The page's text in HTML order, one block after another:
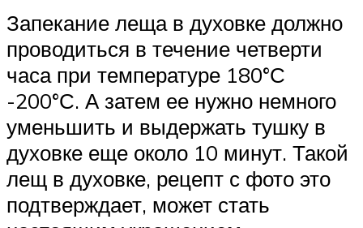
Запекание леща в духовке должно
проводиться в течение четверти
часа при температуре 180°С
-200°С. А затем ее нужно немного
уменьшить и выдержать тушку в
духовке еще около 10 минут. Такой
лещ в духовке, рецепт с фото это
подтверждает, может стать